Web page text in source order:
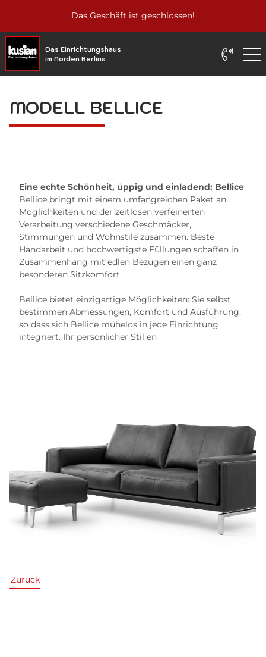
Das Geschäft ist geschlossen!
Das Einrichtungshaus
im Norden Berlins
MODELL BELLICE
Eine echte Schönheit, üppig und einladend: Bellice
Bellice bringt mit einem umfangreichen Paket an
Möglichkeiten und der zeitlosen verfeinerten
Verarbeitung verschiedene Geschmäcker,
Stimmungen und Wohnstile zusammen. Beste
Handarbeit und hochwertigste Füllungen schaffen in
Zusammenhang mit edlen Bezügen einen ganz
besonderen Sitzkomfort.
Bellice bietet einzigartige Möglichkeiten: Sie selbst
bestimmen Abmessungen, Komfort und Ausführung,
so dass sich Bellice mühelos in jede Einrichtung
integriert. Ihr persönlicher Stil en
Zurück